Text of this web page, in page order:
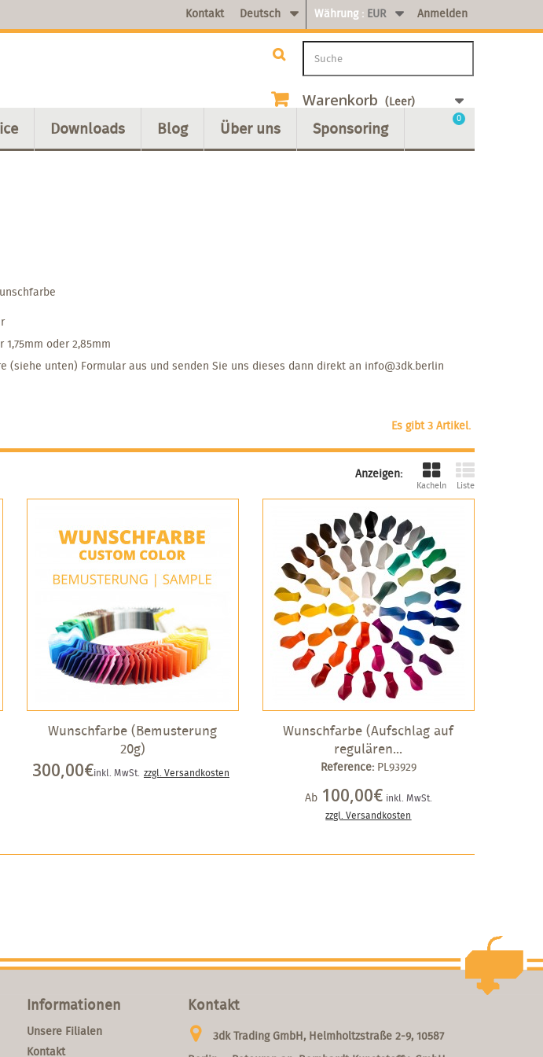
Anmelden
Währung : EUR
Deutsch
Kontakt
Warenkorb (Leer)
Downloads Blog Über uns Sponsoring 0
oder 2,85mm
(siehe unten) Formular aus und senden Sie uns dieses dann direkt an info@3dk.berlin
Es gibt 3 Artikel.
Anzeigen:
Kacheln Liste
Wunschfarbe (Bemusterung
20g)
300,00€inkl. MwSt. zzgl. Versandkosten
Wunschfarbe (Aufschlag auf
regulären...
Reference: PL93929
Ab 100,00€ inkl. MwSt.
zzgl. Versandkosten
Informationen
Unsere Filialen
Kontakt
Kontakt
3dk Trading GmbH, Helmholtzstraße 2-9, 10587